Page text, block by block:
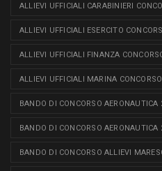
ALLIEVI UFFICIALI CARABINIERI
ALLIEVI UFFICIALI ESERCITO
ALLIEVI UFFICIALI FINANZA
ALLIEVI UFFICIALI MARINA
BANDO DI CONCORSO AERONAUTICA
BANDO DI CONCORSO AERONAUTICA
BANDO DI CONCORSO ALLIEVI